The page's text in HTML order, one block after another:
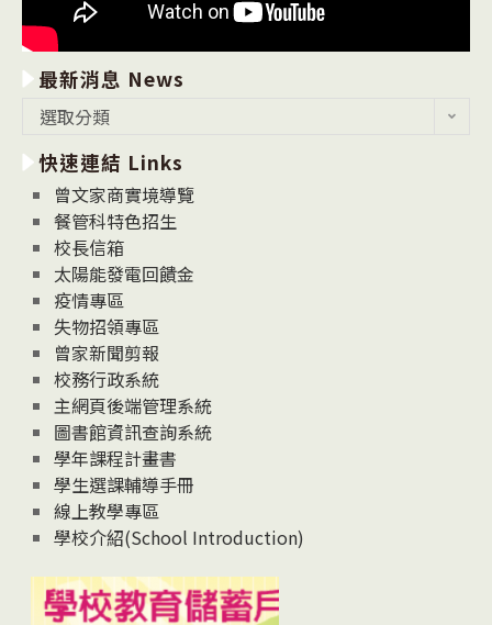
最新消息 News
消
息
News
選取分類
快速連結 Links
曾文家商實境導覽
餐管科特色招生
校長信箱
太陽能發電回饋金
疫情專區
失物招領專區
曾家新聞剪報
校務行政系統
主網頁後端管理系統
圖書館資訊查詢系統
學年課程計畫書
學生選課輔導手冊
線上教學專區
學校介紹(School Introduction)